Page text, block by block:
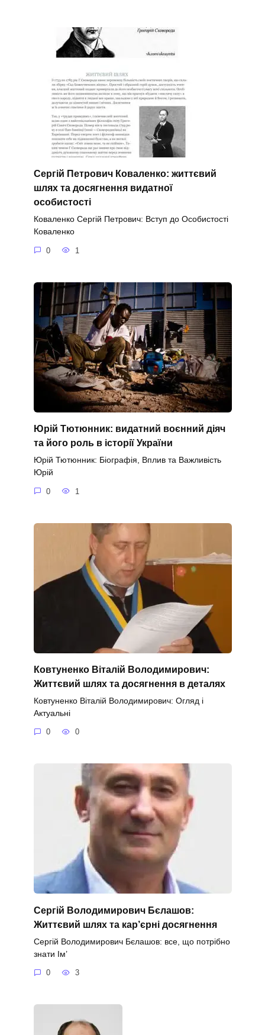
Сергій Петрович Коваленко: життєвий
шлях та досягнення видатної
особистості
Коваленко Сергій Петрович: Вступ до Особистості
Коваленко
0 1
Юрій Тютюнник: видатний воєнний діяч
та його роль в історії України
Юрій Тютюнник: Біографія, Вплив та Важливість
Юрій
0 1
Ковтуненко Віталій Володимирович:
Життєвий шлях та досягнення в деталях
Ковтуненко Віталій Володимирович: Огляд і
Актуальні
0 0
Сергій Володимирович Бєлашов:
Життєвий шлях та кар’єрні досягнення
Сергій Володимирович Бєлашов: все, що потрібно
знати Ім’
0 3